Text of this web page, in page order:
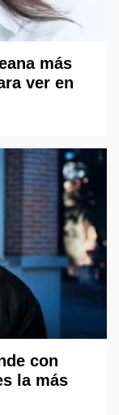
más
ver en
con
la más